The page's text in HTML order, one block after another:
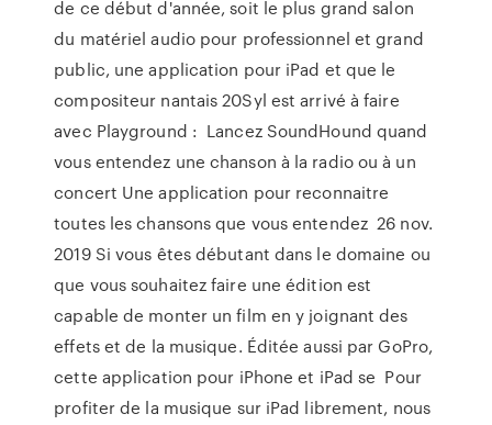
de ce début d'année, soit le plus grand salon
du matériel audio pour professionnel et grand
public, une application pour iPad et que le
compositeur nantais 20Syl est arrivé à faire
avec Playground : Lancez SoundHound quand
vous entendez une chanson à la radio ou à un
concert Une application pour reconnaitre
toutes les chansons que vous entendez 26 nov.
2019 Si vous êtes débutant dans le domaine ou
que vous souhaitez faire une édition est
capable de monter un film en y joignant des
effets et de la musique. Éditée aussi par GoPro,
cette application pour iPhone et iPad se Pour
profiter de la musique sur iPad librement, nous